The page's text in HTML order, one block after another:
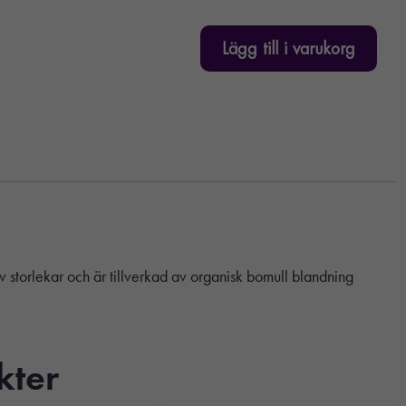
Lägg till i varukorg
storlekar och är tillverkad av organisk bomull blandning